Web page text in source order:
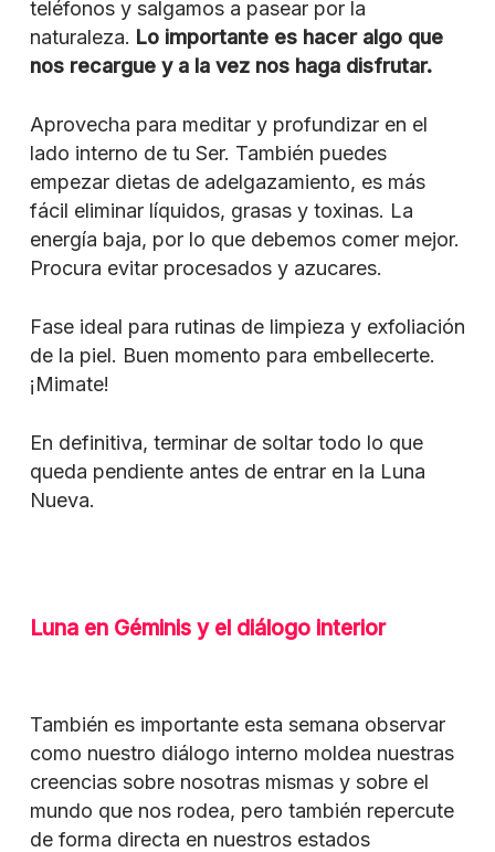
teléfonos y salgamos a pasear por la
naturaleza. Lo importante es hacer algo que
nos recargue y a la vez nos haga disfrutar.
Aprovecha para meditar y profundizar en el
lado interno de tu Ser. También puedes
empezar dietas de adelgazamiento, es más
fácil eliminar líquidos, grasas y toxinas. La
energía baja, por lo que debemos comer mejor.
Procura evitar procesados y azucares.
Fase ideal para rutinas de limpieza y exfoliación
de la piel. Buen momento para embellecerte.
¡Mimate!
En definitiva, terminar de soltar todo lo que
queda pendiente antes de entrar en la Luna
Nueva.
Luna en Géminis y el diálogo interior
También es importante esta semana observar
como nuestro diálogo interno moldea nuestras
creencias sobre nosotras mismas y sobre el
mundo que nos rodea, pero también repercute
de forma directa en nuestros estados